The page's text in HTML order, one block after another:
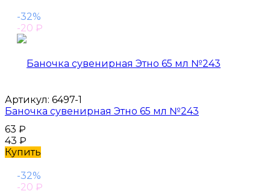
-32%
-20 ₽
Артикул: 6497-1
Баночка сувенирная Этно 65 мл №243
63 ₽
43 ₽
Купить
-32%
-20 ₽